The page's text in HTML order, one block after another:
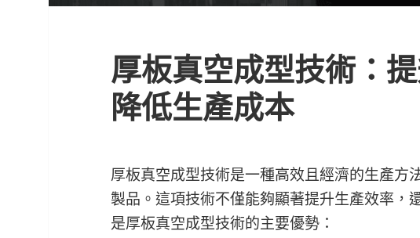
厚板真空成型技術：
降低生產成本
厚板真空成型技術是一種高效且經濟的生產方
製品。這項技術不僅能夠顯著提升生產效率，
是厚板真空成型技術的主要優勢：